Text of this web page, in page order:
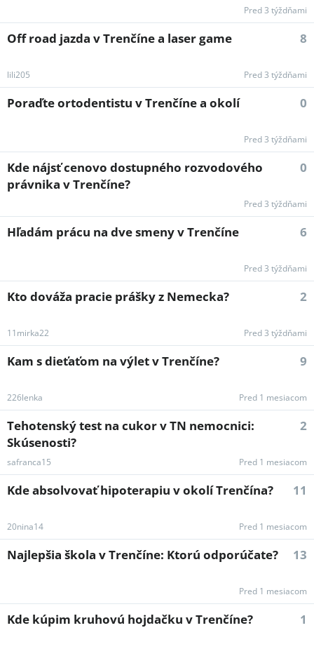
Pred 3 týždňami
Off road jazda v Trenčíne a laser game 8
lili205 Pred 3 týždňami
Poraďte ortodentistu v Trenčíne a okolí 0
Pred 3 týždňami
Kde nájsť cenovo dostupného rozvodového
právnika v Trenčíne?
0
Pred 3 týždňami
Hľadám prácu na dve smeny v Trenčíne 6
Pred 3 týždňami
Kto dováža pracie prášky z Nemecka? 2
11mirka22 Pred 3 týždňami
Kam s dieťaťom na výlet v Trenčíne? 9
226lenka Pred 1 mesiacom
Tehotenský test na cukor v TN nemocnici:
Skúsenosti?
2
safranca15 Pred 1 mesiacom
Kde absolvovať hipoterapiu v okolí Trenčína? 11
20nina14 Pred 1 mesiacom
Najlepšia škola v Trenčíne: Ktorú odporúčate? 13
Pred 1 mesiacom
Kde kúpim kruhovú hojdačku v Trenčíne? 1